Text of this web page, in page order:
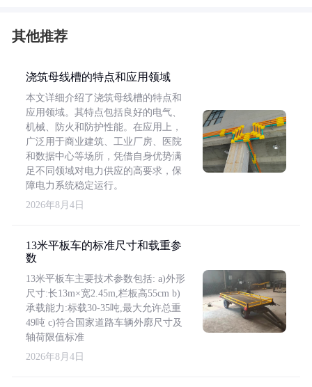
其他推荐
浇筑母线槽的特点和应用领域
本文详细介绍了浇筑母线槽的特点和
应用领域。其特点包括良好的电气、
机械、防火和防护性能。在应用上，
广泛用于商业建筑、工业厂房、医院
和数据中心等场所，凭借自身优势满
足不同领域对电力供应的高要求，保
障电力系统稳定运行。
2026年8月4日
13米平板车的标准尺寸和载重参
数
13米平板车主要技术参数包括: a)外形
尺寸:长13m×宽2.45m,栏板高55cm b)
承载能力:标载30-35吨,最大允许总重
49吨 c)符合国家道路车辆外廓尺寸及
轴荷限值标准
2026年8月4日